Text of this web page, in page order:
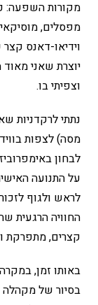
מקורות השפעה:
מפסלים,
וידיאו-דאנס
יוצרת שאני
וצפיתי בו.
נתתי לרקדניות
מסה) לצפות
לבחון
על התנועה
לראש ולגוף
החוויה הרגעית
קצרים, מתפרקת
באותו זמן,
בסיור של